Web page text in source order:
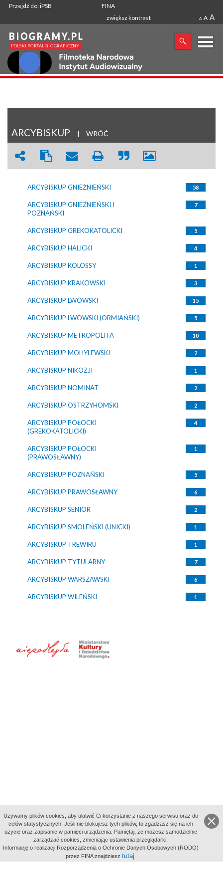
Przejdź do: iPSB
FINA
zwiększ kontrast
A A A
X
ARCYBISKUP | WRÓĆ
ARCYBISKUP GNIEŹNIEŃSKI 58
ARCYBISKUP GNIEŹNIEŃSKI I
POZNAŃSKI
7
ARCYBISKUP GREKOKATOLICKI 5
ARCYBISKUP HALICKI 4
ARCYBISKUP KOLOSSY 1
ARCYBISKUP KRAKOWSKI 3
ARCYBISKUP LWOWSKI 15
ARCYBISKUP LWOWSKI (ORMIAŃSKI) 5
ARCYBISKUP METROPOLITA 10
ARCYBISKUP MOHYLEWSKI 2
ARCYBISKUP NIKOZJI 1
ARCYBISKUP NOMINAT 2
ARCYBISKUP OSTRZYHOMSKI 2
ARCYBISKUP POŁOCKI
(GREKOKATOLICKI)
4
ARCYBISKUP POŁOCKI
(PRAWOSŁAWNY)
1
ARCYBISKUP POZNAŃSKI 5
ARCYBISKUP PRAWOSŁAWNY 6
ARCYBISKUP SENIOR 2
ARCYBISKUP SMOLEŃSKI (UNICKI) 1
ARCYBISKUP TREWIRU 1
ARCYBISKUP TYTULARNY 7
ARCYBISKUP WARSZAWSKI 6
ARCYBISKUP WILEŃSKI 1
aktywności
Uzywamy plików cookies, aby ułatwić Ci korzystanie z naszego serwisu oraz do
celów statystycznych. Jeśli nie blokujesz tych plików, to zgadzasz się na ich
użycie oraz zapisanie w pamięci urządzenia. Pamiętaj, że możesz samodzielnie
zarządzać cookies, zmieniając ustawienia przeglądarki.
Informację o realizacji Rozporządzenia o Ochronie Danych Osobowych (RODO)
przez FINA znajdziesz tutaj